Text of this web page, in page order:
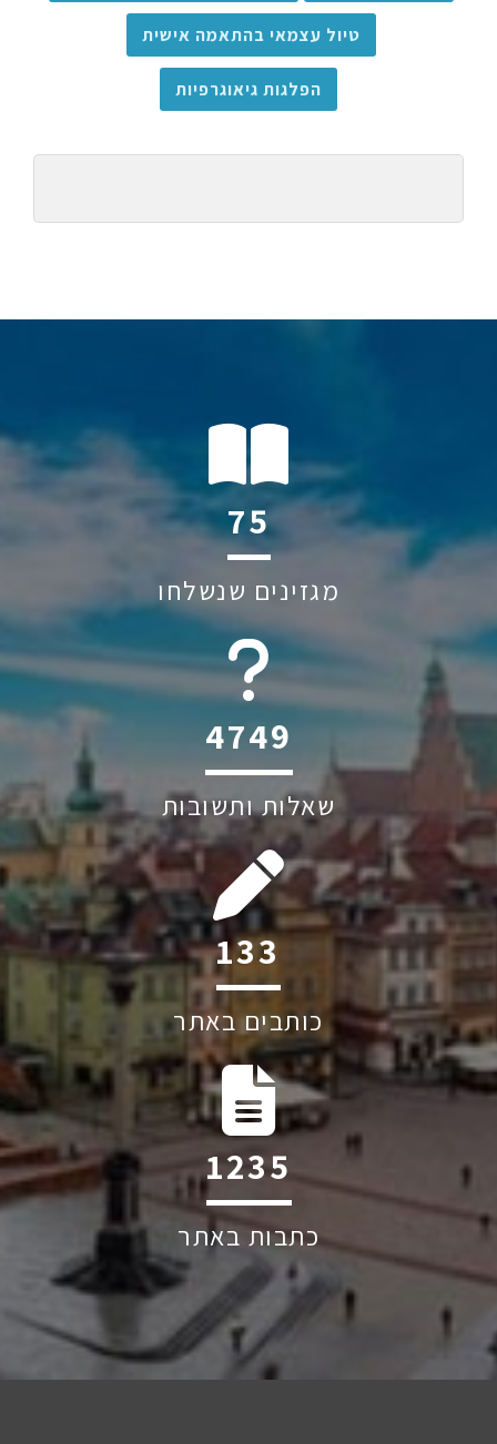
טיול עצמאי בהתאמה אישית
הפלגות גיאוגרפיות
112
מגזינים שנשלחו
6044
שאלות ותשובות
197
כותבים באתר
1830
כתבות באתר